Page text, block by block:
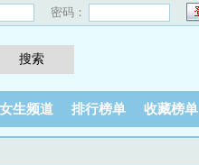
密码：
女生频道 排行榜单 收藏榜单